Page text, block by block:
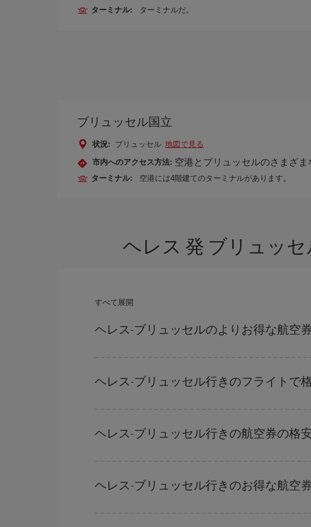
ターミナル: ターミナルだ。
ブリュッセル国立
状況: ブリュッセル 地図で見る
市内へのアクセス方法: 空港とブリュッセルのさまざ
ターミナル: 空港には4階建てのターミナルがあります。
ヘレス 発 ブリュッ
すべて展開
ヘレス-ブリュッセルのよりお得な航空
きます。
ヘレス-ブリュッセル行きのフライトで
だけではなく、往路および復路で近い日付の格安航空券 も表
を探すことでより格安な運賃の航空券が見つかることがあり
ヘレス-ブリュッセル行きの航空券の格
ーズンです。 また、週末のご旅行をお考えなら出来るだけ早
ヘレス-ブリュッセル行きのお得な航空